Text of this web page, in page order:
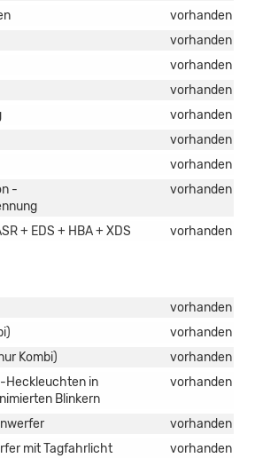
vorhanden
vorhanden
vorhanden
vorhanden
vorhanden
vorhanden
vorhanden
-
vorhanden
+ EDS + HBA + XDS vorhanden
vorhanden
vorhanden
Kombi)
vorhanden
Heckleuchten in
Blinkern
vorhanden
vorhanden
mit Tagfahrlicht
vorhanden